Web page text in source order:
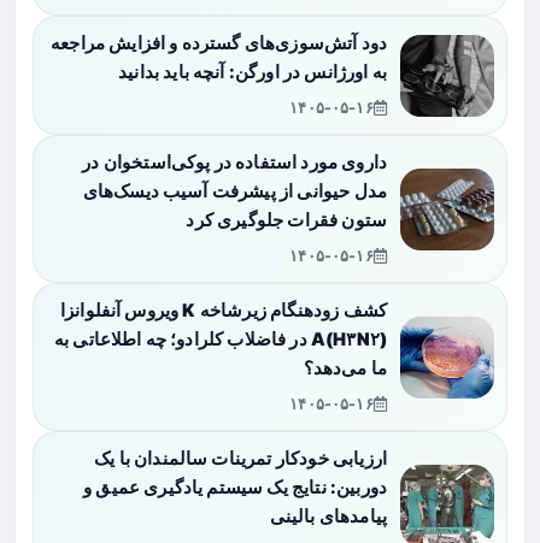
دود آتش‌سوزی‌های گسترده و افزایش مراجعه
به اورژانس در اورگن: آنچه باید بدانید
۱۴۰۵-۰۵-۱۶
داروی مورد استفاده در پوکی‌استخوان در
مدل حیوانی از پیشرفت آسیب دیسک‌های
ستون فقرات جلوگیری کرد
۱۴۰۵-۰۵-۱۶
کشف زودهنگام زیرشاخه K ویروس آنفلوانزا
A(H۳N۲) در فاضلاب کلرادو؛ چه اطلاعاتی به
ما می‌دهد؟
۱۴۰۵-۰۵-۱۶
ارزیابی خودکار تمرینات سالمندان با یک
دوربین: نتایج یک سیستم یادگیری عمیق و
پیامدهای بالینی